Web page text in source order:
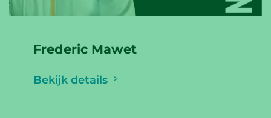
Frederic Mawet
Bekijk details